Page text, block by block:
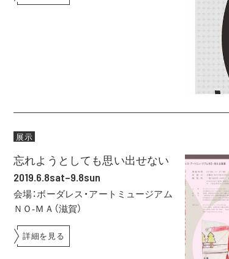
展示
忘れようとしても思い出せない
2019.6.8sat–9.8sun
会場：ボーダレス・アートミュージアム
ＮＯ-ＭＡ（滋賀）
詳細を見る